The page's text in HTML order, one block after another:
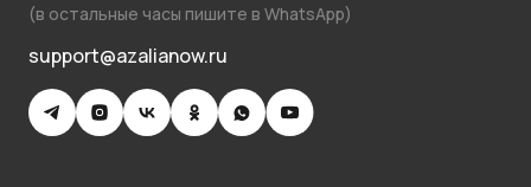
(в остальные часы пишите в WhatsApp)
support@azalianow.ru